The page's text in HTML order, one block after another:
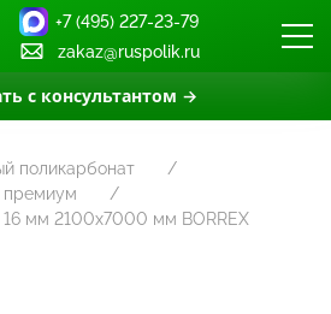
с консультантом →
+7 (495) 227-23-79
zakaz@ruspolik.ru
поликарбонат
премиум
мм 2100х7000 мм BORREX